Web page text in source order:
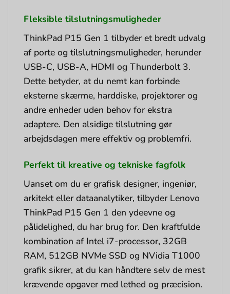
Fleksible tilslutningsmuligheder
ThinkPad P15 Gen 1 tilbyder et bredt udvalg
af porte og tilslutningsmuligheder, herunder
USB-C, USB-A, HDMI og Thunderbolt 3.
Dette betyder, at du nemt kan forbinde
eksterne skærme, harddiske, projektorer og
andre enheder uden behov for ekstra
adaptere. Den alsidige tilslutning gør
arbejdsdagen mere effektiv og problemfri.
Perfekt til kreative og tekniske fagfolk
Uanset om du er grafisk designer, ingeniør,
arkitekt eller dataanalytiker, tilbyder Lenovo
ThinkPad P15 Gen 1 den ydeevne og
pålidelighed, du har brug for. Den kraftfulde
kombination af Intel i7-processor, 32GB
RAM, 512GB NVMe SSD og NVidia T1000
grafik sikrer, at du kan håndtere selv de mest
krævende opgaver med lethed og præcision.